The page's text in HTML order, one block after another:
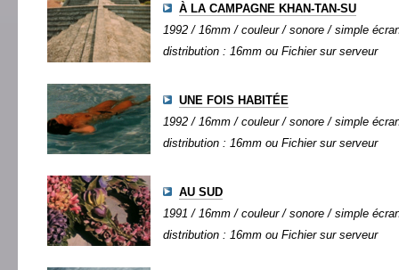
À LA CAMPAGNE KHAN-TAN-SU
1992 / 16mm / couleur / sonore / simple
distribution : 16mm ou Fichier sur serveur
UNE FOIS HABITÉE
1992 / 16mm / couleur / sonore / simple
distribution : 16mm ou Fichier sur serveur
AU SUD
1991 / 16mm / couleur / sonore / simple
distribution : 16mm ou Fichier sur serveur